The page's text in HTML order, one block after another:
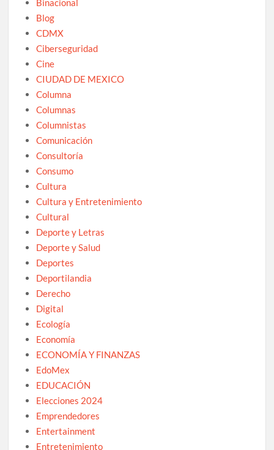
Binacional
Blog
CDMX
Ciberseguridad
Cine
CIUDAD DE MEXICO
Columna
Columnas
Columnistas
Comunicación
Consultoría
Consumo
Cultura
Cultura y Entretenimiento
Cultural
Deporte y Letras
Deporte y Salud
Deportes
Deportilandia
Derecho
Digital
Ecología
Economía
ECONOMÍA Y FINANZAS
EdoMex
EDUCACIÓN
Elecciones 2024
Emprendedores
Entertainment
Entretenimiento